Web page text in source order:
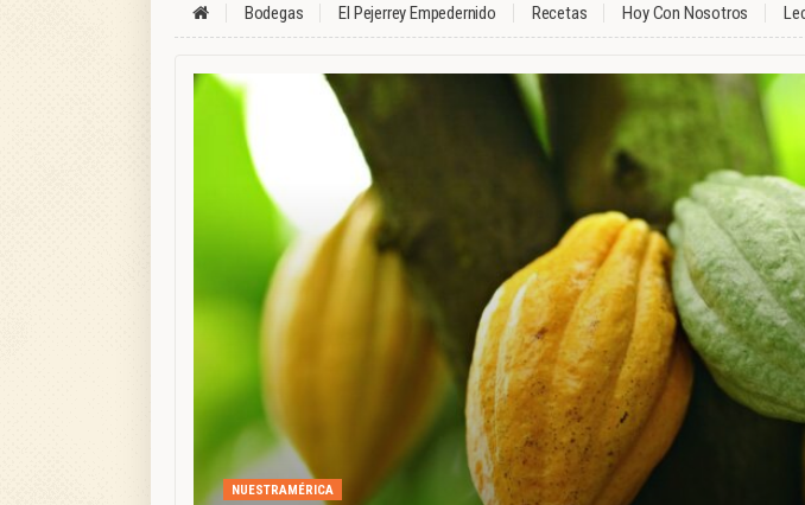
Bodegas El Pejerrey Empedernido Recetas Hoy Con Nosotros
NUESTRAMÉRICA